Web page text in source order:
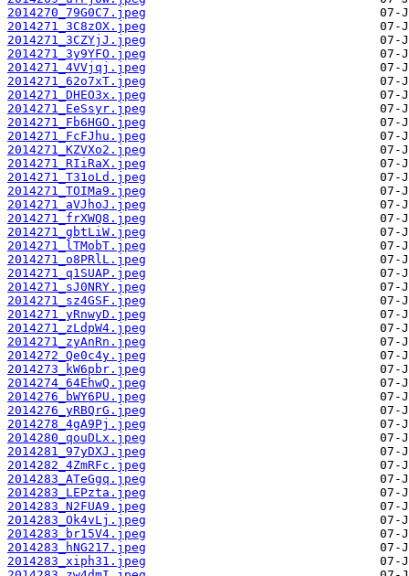
2014270_79G0C7.jpeg
2014271_3C8zOX.jpeg
2014271_3CZYjJ.jpeg
2014271_3y9YFO.jpeg
2014271_4VVjqj.jpeg
2014271_62o7xT.jpeg
2014271_DHEO3x.jpeg
2014271_EeSsyr.jpeg
2014271_Fb6HGO.jpeg
2014271_FcFJhu.jpeg
2014271_KZVXo2.jpeg
2014271_RIiRaX.jpeg
2014271_T31oLd.jpeg
2014271_TOIMa9.jpeg
2014271_aVJhoJ.jpeg
2014271_frXWQ8.jpeg
2014271_gbtLiW.jpeg
2014271_lTMobT.jpeg
2014271_o8PRlL.jpeg
2014271_q1SUAP.jpeg
2014271_sJ0NRY.jpeg
2014271_sz4GSF.jpeg
2014271_yRnwyD.jpeg
2014271_zLdpW4.jpeg
2014271_zyAnRn.jpeg
2014272_Qe0c4y.jpeg
2014273_kW6pbr.jpeg
2014274_64EhwQ.jpeg
2014276_bWY6PU.jpeg
2014276_yRBQrG.jpeg
2014278_4gA9Pj.jpeg
2014280_qouDLx.jpeg
2014281_97yDXJ.jpeg
2014282_4ZmRFc.jpeg
2014283_ATeGgq.jpeg
2014283_LEPzta.jpeg
2014283_N2FUA9.jpeg
2014283_Ok4vLj.jpeg
2014283_br15V4.jpeg
2014283_hNG217.jpeg
2014283_xiph31.jpeg